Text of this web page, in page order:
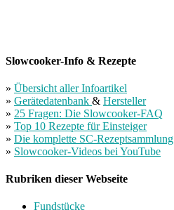
Slowcooker-Info & Rezepte
» Übersicht aller Infoartikel
» Gerätedatenbank & Hersteller
» 25 Fragen: Die Slowcooker-FAQ
» Top 10 Rezepte für Einsteiger
» Die komplette SC-Rezeptsammlung
» Slowcooker-Videos bei YouTube
Rubriken dieser Webseite
Fundstücke